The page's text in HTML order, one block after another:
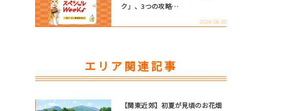
ク」、3つの攻略…
2026.06.30
エリア関連記事
【関東近郊】初夏が見頃のお花畑